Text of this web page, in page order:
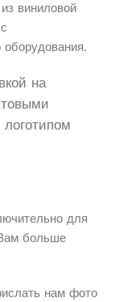
виниловой
оборудования.
на
для
больше
нам фото